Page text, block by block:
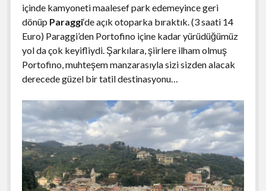
içinde kamyoneti maalesef park edemeyince geri
dönüp Paraggi‘de açık otoparka bıraktık. (3 saati 14
Euro) Paraggi’den Portofino içine kadar yürüdüğümüz
yol da çok keyifliydi. Şarkılara, şiirlere ilham olmuş
Portofino, muhteşem manzarasıyla sizi sizden alacak
derecede güzel bir tatil destinasyonu…